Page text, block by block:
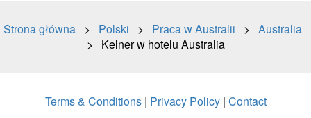
Strona główna > Polski > Praca w Australii > Australia
> Kelner w hotelu Australia
Terms & Conditions| Privacy Policy| Contact